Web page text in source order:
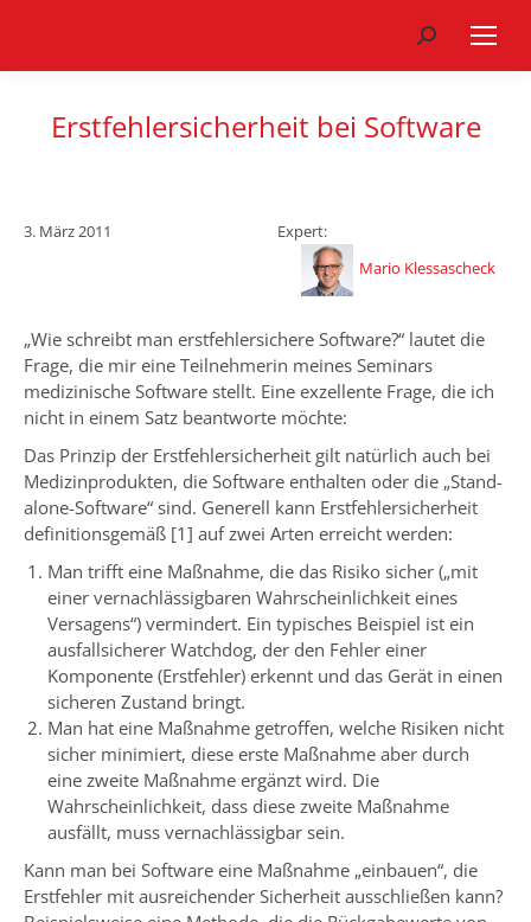
Search:
Erstfehlersicherheit bei Software
3. März 2011
Expert:
Mario Klessascheck
„Wie schreibt man erstfehlersichere Software?“ lautet die
Frage, die mir eine Teilnehmerin meines Seminars
medizinische Software stellt. Eine exzellente Frage, die ich
nicht in einem Satz beantworte möchte:
Das Prinzip der Erstfehlersicherheit gilt natürlich auch bei
Medizinprodukten, die Software enthalten oder die „Stand-
alone-Software“ sind. Generell kann Erstfehlersicherheit
definitionsgemäß [1] auf zwei Arten erreicht werden:
Man trifft eine Maßnahme, die das Risiko sicher („mit
einer vernachlässigbaren Wahrscheinlichkeit eines
Versagens“) vermindert. Ein typisches Beispiel ist ein
ausfallsicherer Watchdog, der den Fehler einer
Komponente (Erstfehler) erkennt und das Gerät in einen
sicheren Zustand bringt.
Man hat eine Maßnahme getroffen, welche Risiken nicht
sicher minimiert, diese erste Maßnahme aber durch
eine zweite Maßnahme ergänzt wird. Die
Wahrscheinlichkeit, dass diese zweite Maßnahme
ausfällt, muss vernachlässigbar sein.
Kann man bei Software eine Maßnahme „einbauen“, die
Erstfehler mit ausreichender Sicherheit ausschließen kann?